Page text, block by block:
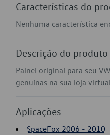
Características do
Nenhuma característica
Descrição do produto
Painel original para seu
genuínas na sua loja
Aplicações
SpaceFox 2006 - 2010